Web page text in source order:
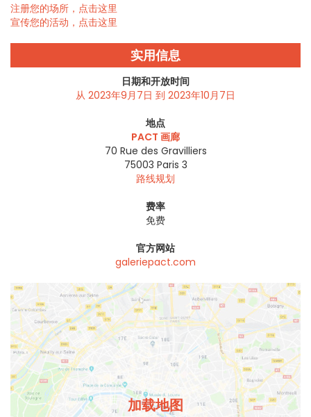
注册您的场所，点击这里
宣传您的活动，点击这里
实用信息
日期和开放时间
从 2023年9月7日 到 2023年10月7日
地点
PACT 画廊
70 Rue des Gravilliers
75003 Paris 3
路线规划
费率
免费
官方网站
galeriepact.com
加载地图